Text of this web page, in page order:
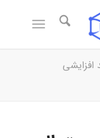
افزایشی